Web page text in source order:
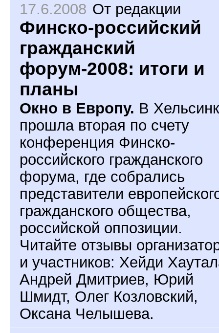
17.6.2008 От редакции
Финско-российский
гражданский
форум-2008: итоги и
планы
Окно в Европу. В
прошла вторая по счету
конференция Финско-
российского гражданского
форума, где собрались
представители
гражданского общества,
российской оппозиции.
Читайте отзывы
и участников: Хейди
Андрей Дмитриев, Юрий
Шмидт, Олег Козловский,
Оксана Челышева.